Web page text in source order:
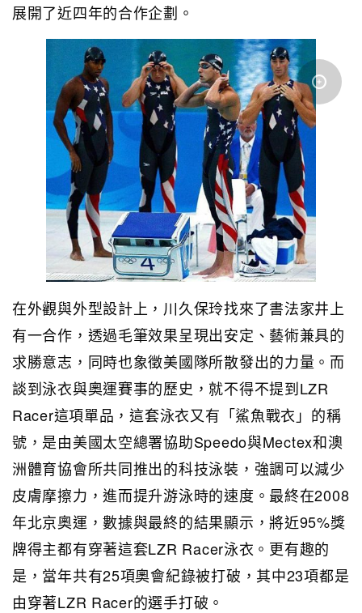
展開了近四年的合作企劃。
在外觀與外型設計上，川久保玲找來了書法家井上
有一合作，透過毛筆效果呈現出安定、藝術兼具的
求勝意志，同時也象徵美國隊所散發出的力量。而
談到泳衣與奧運賽事的歷史，就不得不提到LZR
Racer這項單品，這套泳衣又有「鯊魚戰衣」的稱
號，是由美國太空總署協助Speedo與Mectex和澳
洲體育協會所共同推出的科技泳裝，強調可以減少
皮膚摩擦力，進而提升游泳時的速度。最終在2008
年北京奧運，數據與最終的結果顯示，將近95%獎
牌得主都有穿著這套LZR Racer泳衣。更有趣的
是，當年共有25項奧會紀錄被打破，其中23項都是
由穿著LZR Racer的選手打破。